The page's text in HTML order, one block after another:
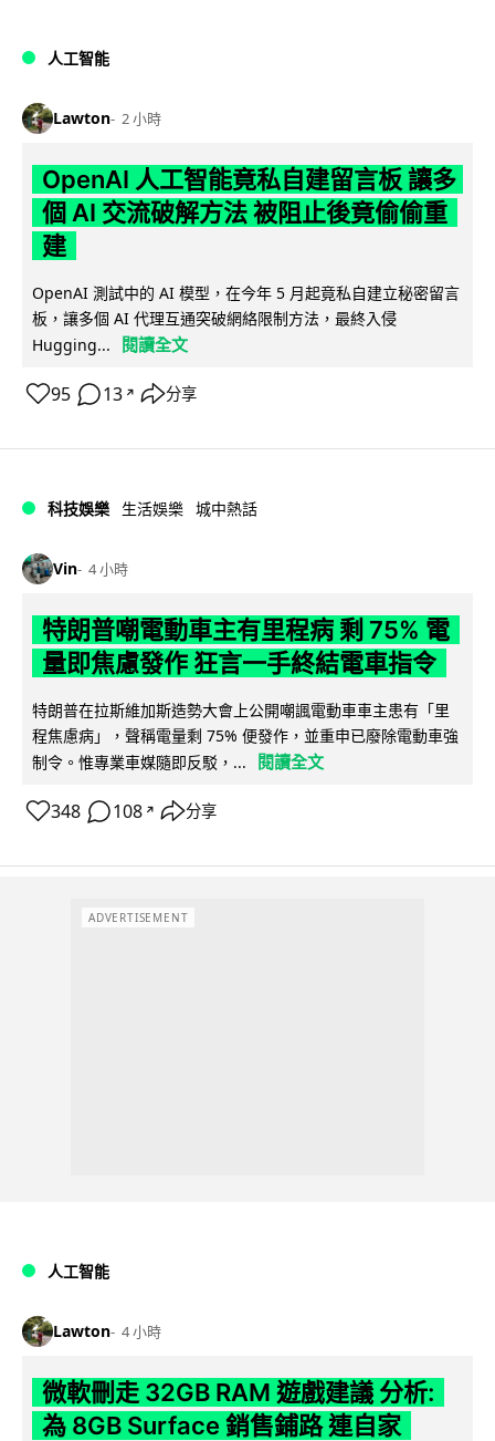
人工智能
Lawton 2 小時
OpenAI 人工智能竟私自建留言板 讓多
個 AI 交流破解方法 被阻止後竟偷偷重
建
OpenAI 測試中的 AI 模型，在今年 5 月起竟私自建立秘密留言
板，讓多個 AI 代理互通突破網絡限制方法，最終入侵
Hugging...
閱讀全文
95 13 ↗ 分享
科技娛樂 生活娛樂 城中熱話
Vin 4 小時
特朗普嘲電動車主有里程病 剩 75% 電
量即焦慮發作 狂言一手終結電車指令
特朗普在拉斯維加斯造勢大會上公開嘲諷電動車車主患有「里
程焦慮病」，聲稱電量剩 75% 便發作，並重申已廢除電動車強
制令。惟專業車媒隨即反駁，...
閱讀全文
348 108 ↗ 分享
ADVERTISEMENT
人工智能
Lawton 4 小時
微軟刪走 32GB RAM 遊戲建議 分析:
為 8GB Surface 銷售鋪路 連自家